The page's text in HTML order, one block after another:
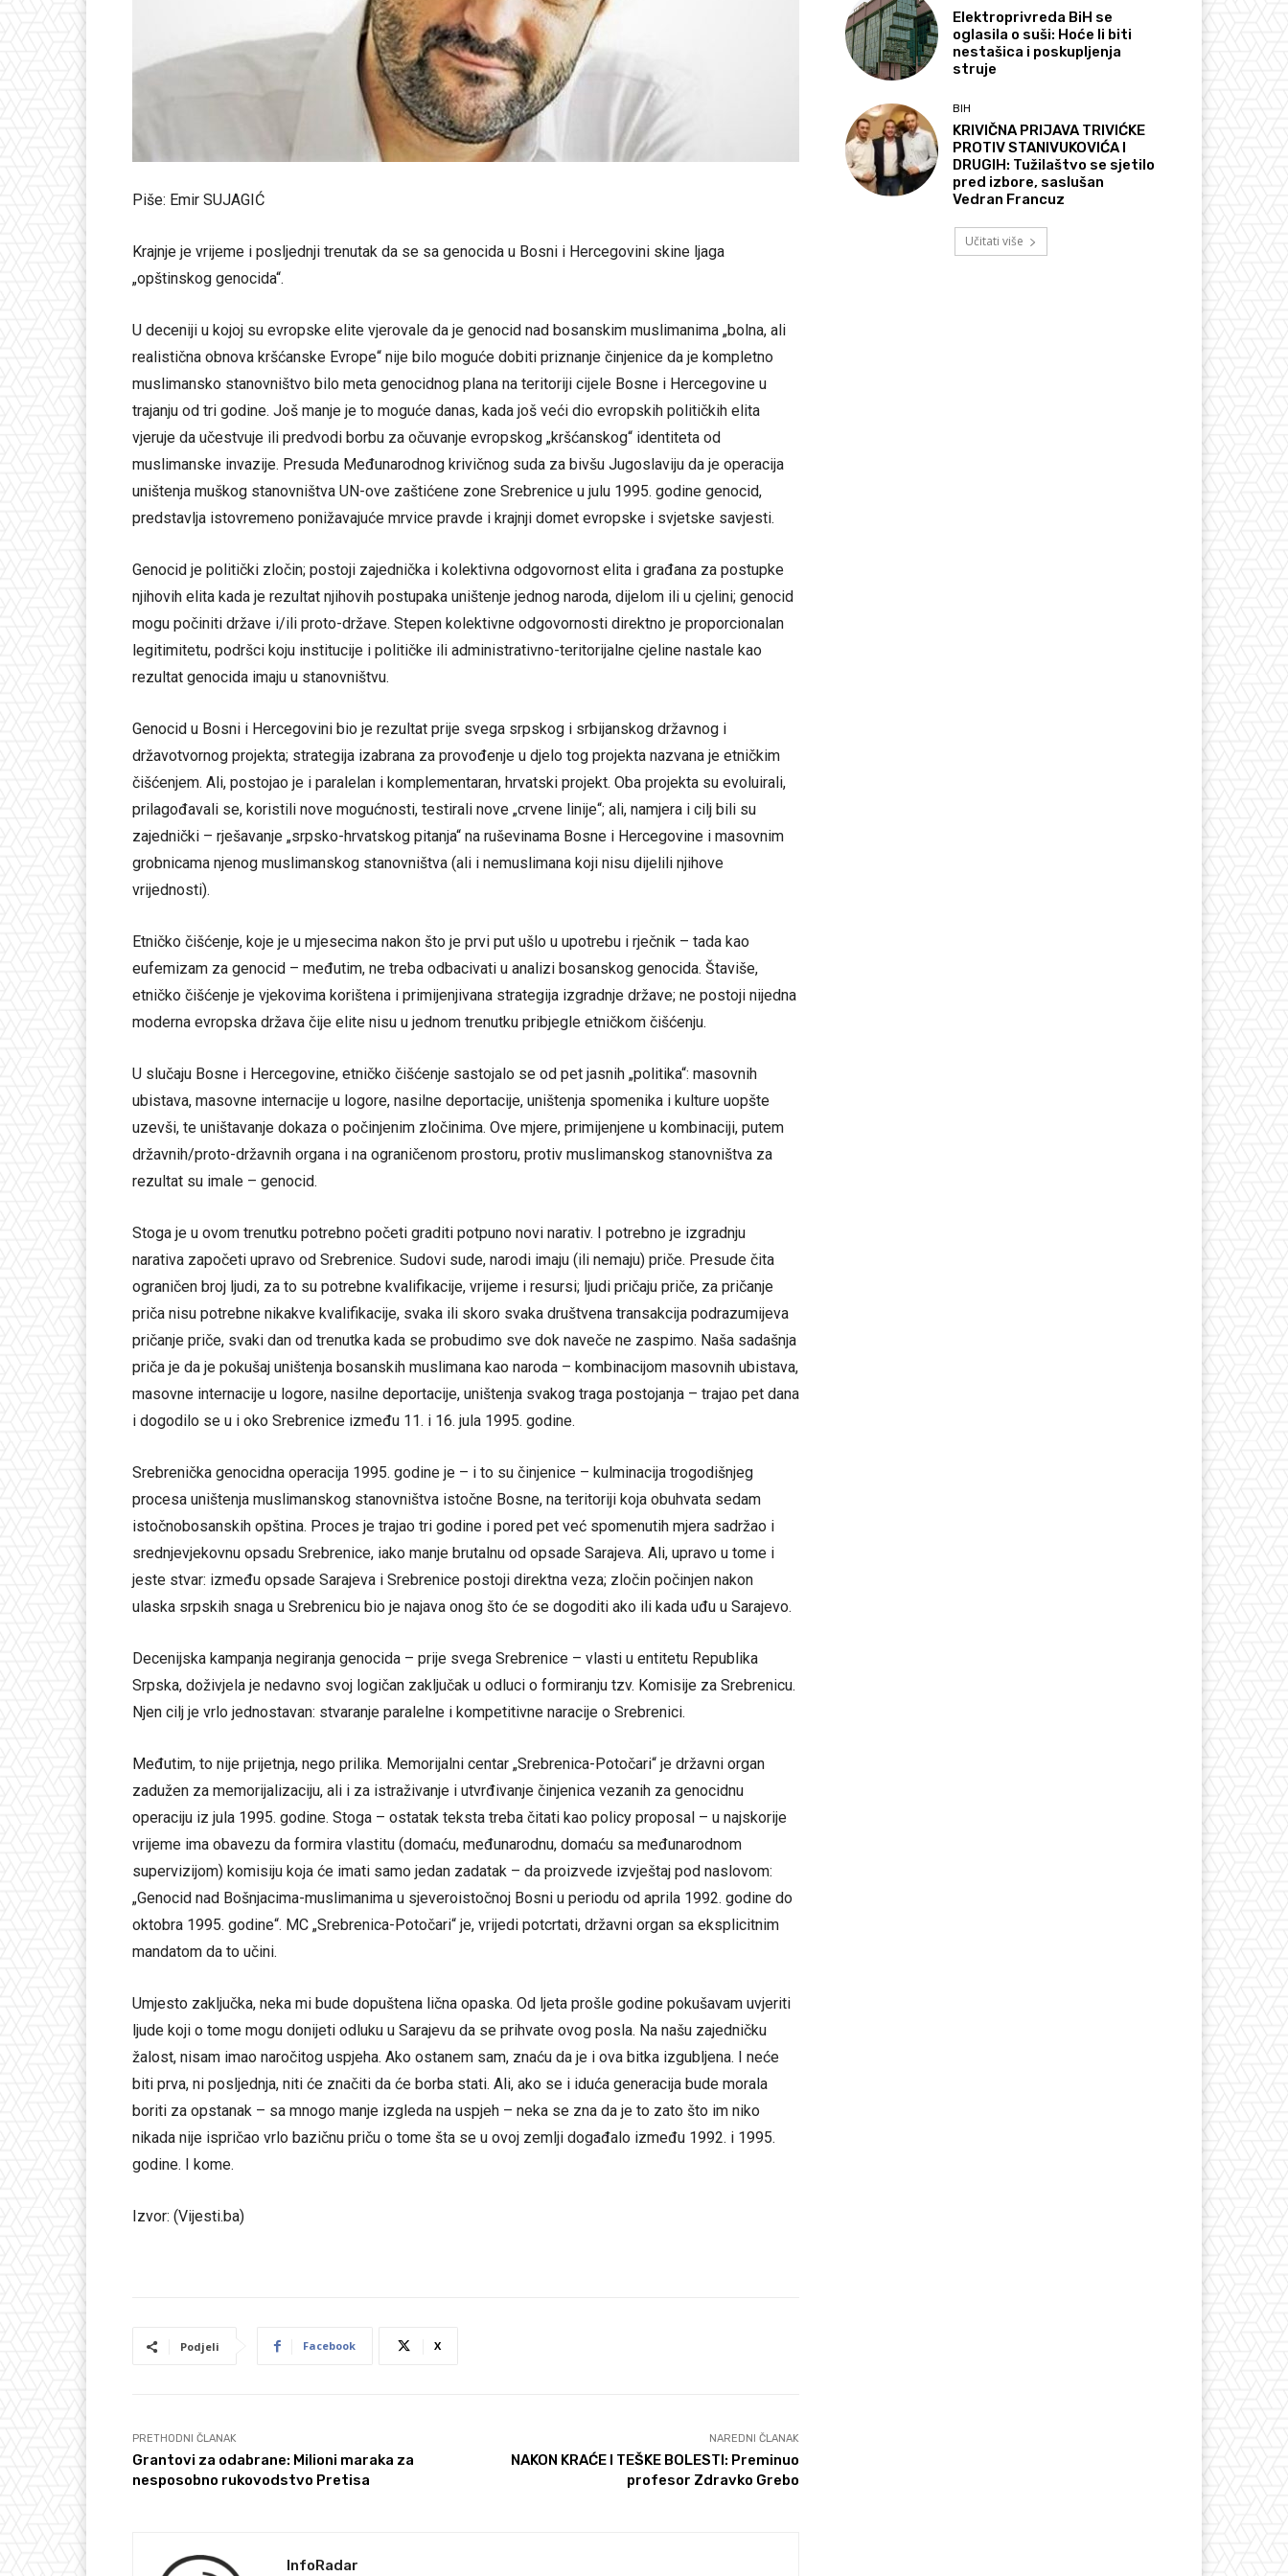
Piše: Emir SUJAGIĆ
Krajnje je vrijeme i posljednji trenutak da se sa genocida u Bosni i Hercegovini skine ljaga
„opštinskog genocida“.
U deceniji u kojoj su evropske elite vjerovale da je genocid nad bosanskim muslimanima „bolna, ali
realistična obnova kršćanske Evrope“ nije bilo moguće dobiti priznanje činjenice da je kompletno
muslimansko stanovništvo bilo meta genocidnog plana na teritoriji cijele Bosne i Hercegovine u
trajanju od tri godine. Još manje je to moguće danas, kada još veći dio evropskih političkih elita
vjeruje da učestvuje ili predvodi borbu za očuvanje evropskog „kršćanskog“ identiteta od
muslimanske invazije. Presuda Međunarodnog krivičnog suda za bivšu Jugoslaviju da je operacija
uništenja muškog stanovništva UN-ove zaštićene zone Srebrenice u julu 1995. godine genocid,
predstavlja istovremeno ponižavajuće mrvice pravde i krajnji domet evropske i svjetske savjesti.
Genocid je politički zločin; postoji zajednička i kolektivna odgovornost elita i građana za postupke
njihovih elita kada je rezultat njihovih postupaka uništenje jednog naroda, dijelom ili u cjelini; genocid
mogu počiniti države i/ili proto-države. Stepen kolektivne odgovornosti direktno je proporcionalan
legitimitetu, podršci koju institucije i političke ili administrativno-teritorijalne cjeline nastale kao
rezultat genocida imaju u stanovništvu.
Genocid u Bosni i Hercegovini bio je rezultat prije svega srpskog i srbijanskog državnog i
državotvornog projekta; strategija izabrana za provođenje u djelo tog projekta nazvana je etničkim
čišćenjem. Ali, postojao je i paralelan i komplementaran, hrvatski projekt. Oba projekta su evoluirali,
prilagođavali se, koristili nove mogućnosti, testirali nove „crvene linije“; ali, namjera i cilj bili su
zajednički – rješavanje „srpsko-hrvatskog pitanja“ na ruševinama Bosne i Hercegovine i masovnim
grobnicama njenog muslimanskog stanovništva (ali i nemuslimana koji nisu dijelili njihove
vrijednosti).
Etničko čišćenje, koje je u mjesecima nakon što je prvi put ušlo u upotrebu i rječnik – tada kao
eufemizam za genocid – međutim, ne treba odbacivati u analizi bosanskog genocida. Štaviše,
etničko čišćenje je vjekovima korištena i primijenjivana strategija izgradnje države; ne postoji nijedna
moderna evropska država čije elite nisu u jednom trenutku pribjegle etničkom čišćenju.
U slučaju Bosne i Hercegovine, etničko čišćenje sastojalo se od pet jasnih „politika“: masovnih
ubistava, masovne internacije u logore, nasilne deportacije, uništenja spomenika i kulture uopšte
uzevši, te uništavanje dokaza o počinjenim zločinima. Ove mjere, primijenjene u kombinaciji, putem
državnih/proto-državnih organa i na ograničenom prostoru, protiv muslimanskog stanovništva za
rezultat su imale – genocid.
Stoga je u ovom trenutku potrebno početi graditi potpuno novi narativ. I potrebno je izgradnju
narativa započeti upravo od Srebrenice. Sudovi sude, narodi imaju (ili nemaju) priče. Presude čita
ograničen broj ljudi, za to su potrebne kvalifikacije, vrijeme i resursi; ljudi pričaju priče, za pričanje
priča nisu potrebne nikakve kvalifikacije, svaka ili skoro svaka društvena transakcija podrazumijeva
pričanje priče, svaki dan od trenutka kada se probudimo sve dok naveče ne zaspimo. Naša sadašnja
priča je da je pokušaj uništenja bosanskih muslimana kao naroda – kombinacijom masovnih ubistava,
masovne internacije u logore, nasilne deportacije, uništenja svakog traga postojanja – trajao pet dana
i dogodilo se u i oko Srebrenice između 11. i 16. jula 1995. godine.
Srebrenička genocidna operacija 1995. godine je – i to su činjenice – kulminacija trogodišnjeg
procesa uništenja muslimanskog stanovništva istočne Bosne, na teritoriji koja obuhvata sedam
istočnobosanskih opština. Proces je trajao tri godine i pored pet već spomenutih mjera sadržao i
srednjevjekovnu opsadu Srebrenice, iako manje brutalnu od opsade Sarajeva. Ali, upravo u tome i
jeste stvar: između opsade Sarajeva i Srebrenice postoji direktna veza; zločin počinjen nakon
ulaska srpskih snaga u Srebrenicu bio je najava onog što će se dogoditi ako ili kada uđu u Sarajevo.
Decenijska kampanja negiranja genocida – prije svega Srebrenice – vlasti u entitetu Republika
Srpska, doživjela je nedavno svoj logičan zaključak u odluci o formiranju tzv. Komisije za Srebrenicu.
Njen cilj je vrlo jednostavan: stvaranje paralelne i kompetitivne naracije o Srebrenici.
Međutim, to nije prijetnja, nego prilika. Memorijalni centar „Srebrenica-Potočari“ je državni organ
zadužen za memorijalizaciju, ali i za istraživanje i utvrđivanje činjenica vezanih za genocidnu
operaciju iz jula 1995. godine. Stoga – ostatak teksta treba čitati kao policy proposal – u najskorije
vrijeme ima obavezu da formira vlastitu (domaću, međunarodnu, domaću sa međunarodnom
supervizijom) komisiju koja će imati samo jedan zadatak – da proizvede izvještaj pod naslovom:
„Genocid nad Bošnjacima-muslimanima u sjeveroistočnoj Bosni u periodu od aprila 1992. godine do
oktobra 1995. godine“. MC „Srebrenica-Potočari“ je, vrijedi potcrtati, državni organ sa eksplicitnim
mandatom da to učini.
Umjesto zaključka, neka mi bude dopuštena lična opaska. Od ljeta prošle godine pokušavam uvjeriti
ljude koji o tome mogu donijeti odluku u Sarajevu da se prihvate ovog posla. Na našu zajedničku
žalost, nisam imao naročitog uspjeha. Ako ostanem sam, znaću da je i ova bitka izgubljena. I neće
biti prva, ni posljednja, niti će značiti da će borba stati. Ali, ako se i iduća generacija bude morala
boriti za opstanak – sa mnogo manje izgleda na uspjeh – neka se zna da je to zato što im niko
nikada nije ispričao vrlo bazičnu priču o tome šta se u ovoj zemlji događalo između 1992. i 1995.
godine. I kome.
Izvor: (Vijesti.ba)
Podjeli Facebook X
PRETHODNI ČLANAK
Grantovi za odabrane: Milioni maraka za
nesposobno rukovodstvo Pretisa
NAREDNI ČLANAK
NAKON KRAĆE I TEŠKE BOLESTI: Preminuo
profesor Zdravko Grebo
InfoRadar
Elektroprivreda BiH se
oglasila o suši: Hoće li biti
nestašica i poskupljenja
struje
BIH
KRIVIČNA PRIJAVA TRIVIĆKE
PROTIV STANIVUKOVIĆA I
DRUGIH: Tužilaštvo se sjetilo
pred izbore, saslušan
Vedran Francuz
Učitati više